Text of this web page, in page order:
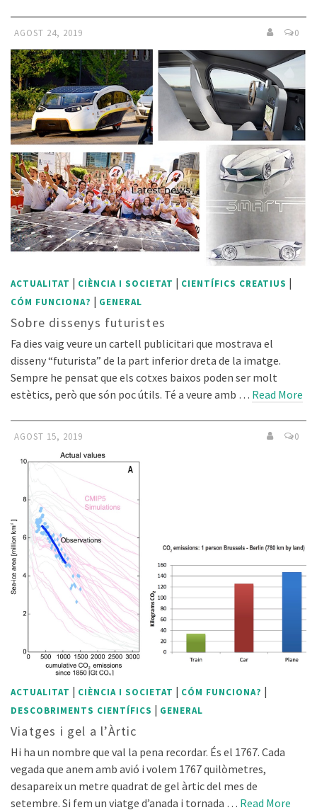
AGOST 24, 2019 0
ACTUALITAT | CIÈNCIA I SOCIETAT | CIENTÍFICS CREATIUS |
CÓM FUNCIONA? | GENERAL
Sobre dissenys futuristes
Fa dies vaig veure un cartell publicitari que mostrava el
disseny “futurista” de la part inferior dreta de la imatge.
Sempre he pensat que els cotxes baixos poden ser molt
estètics, però que són poc útils. Té a veure amb … Read More
AGOST 15, 2019 0
ACTUALITAT | CIÈNCIA I SOCIETAT | CÓM FUNCIONA? |
DESCOBRIMENTS CIENTÍFICS | GENERAL
Viatges i gel a l’Àrtic
Hi ha un nombre que val la pena recordar. És el 1767. Cada
vegada que anem amb avió i volem 1767 quilòmetres,
desapareix un metre quadrat de gel àrtic del mes de
setembre. Si fem un viatge d’anada i tornada … Read More